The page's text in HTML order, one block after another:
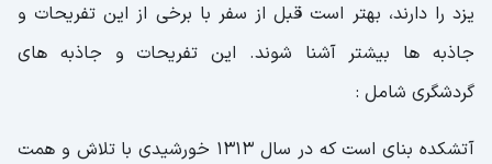
یزد را دارند، بهتر است قبل از سفر با برخی از این تفریحات و
جاذبه ها بیشتر آشنا شوند. این تفریحات و جاذبه های
گردشگری شامل :
آتشکده بنای است که در سال 1313 خورشیدی با تلاش و همت